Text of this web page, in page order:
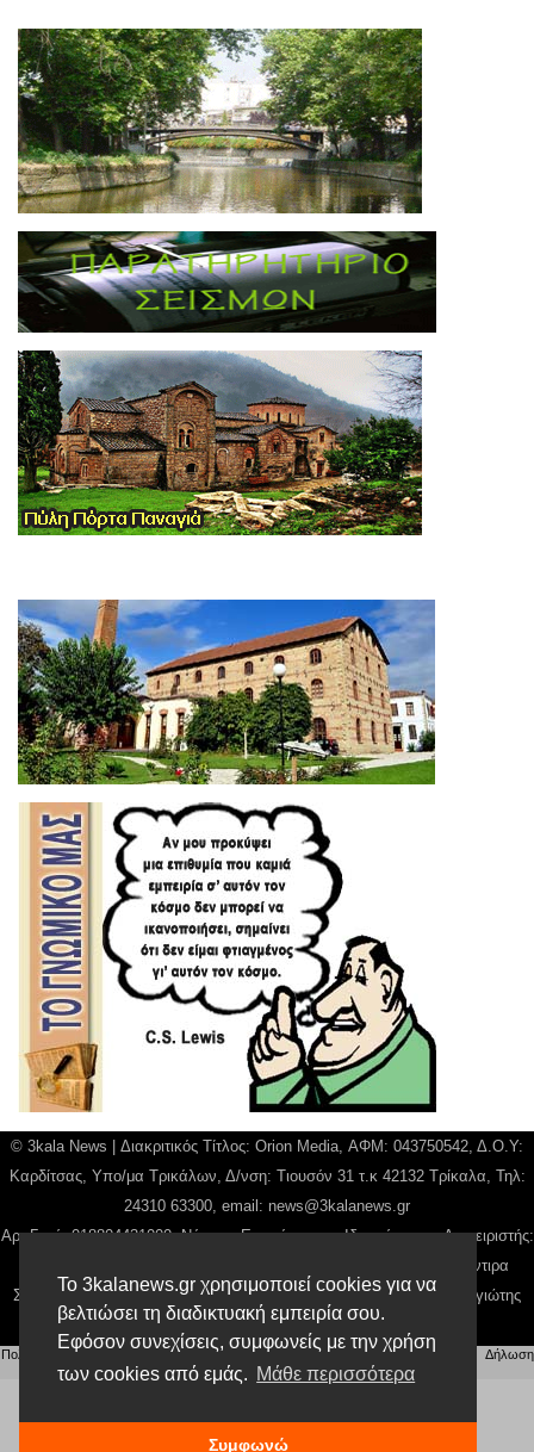
Το 3kalanews.gr χρησιμοποιεί cookies για να
βελτιώσει τη διαδικτυακή εμπειρία σου.
Εφόσον συνεχίσεις, συμφωνείς με την χρήση
των cookies από εμάς. Μάθε περισσότερα
Συμφωνώ
© 3kala News | Διακριτικός Τίτλος: Orion Media, ΑΦΜ: 043750542, Δ.Ο.Υ:
Καρδίτσας, Υπο/μα Τρικάλων, Δ/νση: Τιουσόν 31 τ.κ 42132 Τρίκαλα, Τηλ:
24310 63300, email: news@3kalanews.gr
Αρ. Γεμή: 018804431000, Νόμιμος Εκπρόσωπος, Ιδιοκτήτης και Διαχειριστής:
Παναγιώτης Φιλίππου, Διευθύντρια: Γιαννουσά Βασιλική, Διευθύντιρα
Σύνταξης: Μπαλαμπάνη Βασιλική. Δικαιούχος domain name Παναγιώτης
Φιλίππου
Πολιτική απορρήτου Αίτηση Διαχείρισης Προσωπικών Δεδομένων |Όροι χρήσης
Δήλωση
Συμμόρφωσης